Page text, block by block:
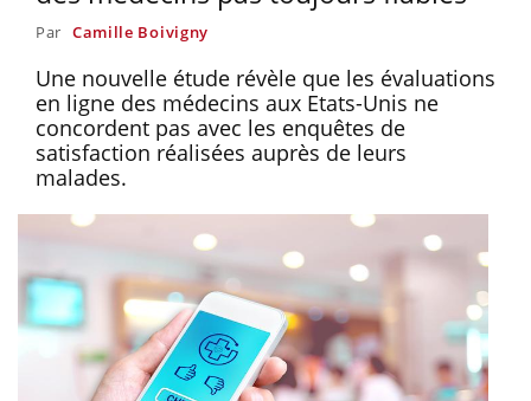
Par Camille Boivigny
Une nouvelle étude révèle que les évaluations
en ligne des médecins aux Etats-Unis ne
concordent pas avec les enquêtes de
satisfaction réalisées auprès de leurs
malades.